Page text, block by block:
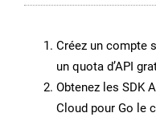
Créez un compte
un quota d’API
Obtenez les SDK
Cloud pour Go le